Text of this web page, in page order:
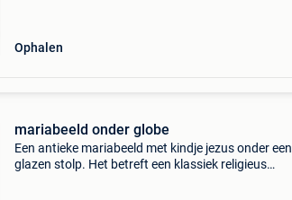
Ophalen
mariabeeld onder globe
Een antieke mariabeeld met kindje jezus onder een
glazen stolp. Het betreft een klassiek religieus